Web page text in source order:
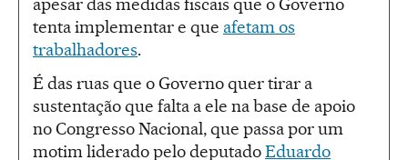
apesar das medidas fiscais que o Governo
tenta implementar e que afetam os
trabalhadores.
É das ruas que o Governo quer tirar a
sustentação que falta a ele na base de apoio
no Congresso Nacional, que passa por um
motim liderado pelo deputadoEduardo